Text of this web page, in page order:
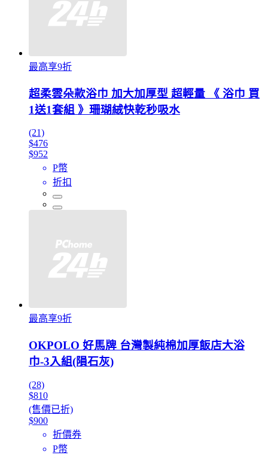
最高享9折
超柔雲朵款浴巾 加大加厚型 超輕量 《 浴巾 買
1送1套組 》珊瑚絨快乾秒吸水
(21)
$476
$952
P幣
折扣
最高享9折
OKPOLO 好馬牌 台灣製純棉加厚飯店大浴
巾-3入組(隕石灰)
(28)
$810
(售價已折)
$900
折價券
P幣